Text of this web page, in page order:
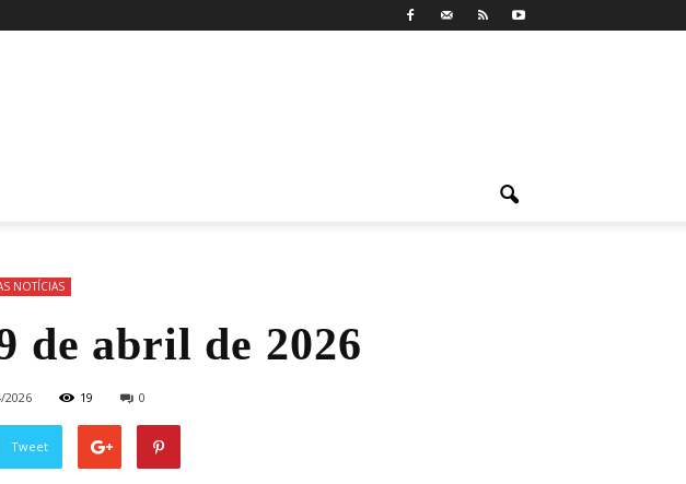
NOTÍCIAS
de abril de 2026
2026 19 0
Tweet